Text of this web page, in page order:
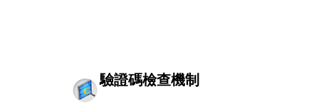
驗證碼檢查機制